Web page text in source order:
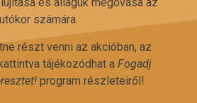
utókor számára.
részt venni az akcióban, az
tájékozódhat a Fogadj
program részleteiről!